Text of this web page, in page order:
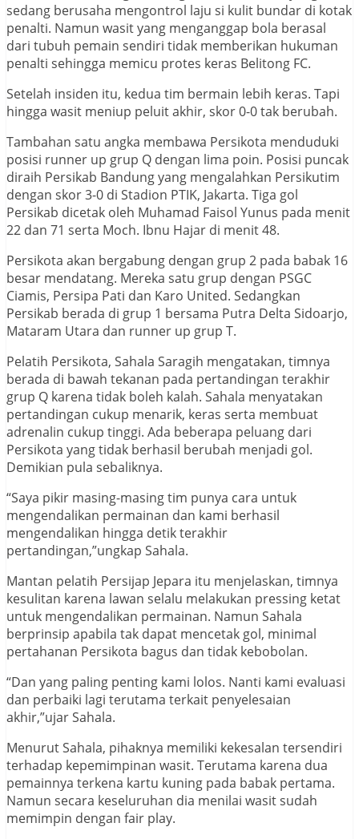
sedang berusaha mengontrol laju si kulit bundar di kotak
penalti. Namun wasit yang menganggap bola berasal
dari tubuh pemain sendiri tidak memberikan hukuman
penalti sehingga memicu protes keras Belitong FC.
Setelah insiden itu, kedua tim bermain lebih keras. Tapi
hingga wasit meniup peluit akhir, skor 0-0 tak berubah.
Tambahan satu angka membawa Persikota menduduki
posisi runner up grup Q dengan lima poin. Posisi puncak
diraih Persikab Bandung yang mengalahkan Persikutim
dengan skor 3-0 di Stadion PTIK, Jakarta. Tiga gol
Persikab dicetak oleh Muhamad Faisol Yunus pada menit
22 dan 71 serta Moch. Ibnu Hajar di menit 48.
Persikota akan bergabung dengan grup 2 pada babak 16
besar mendatang. Mereka satu grup dengan PSGC
Ciamis, Persipa Pati dan Karo United. Sedangkan
Persikab berada di grup 1 bersama Putra Delta Sidoarjo,
Mataram Utara dan runner up grup T.
Pelatih Persikota, Sahala Saragih mengatakan, timnya
berada di bawah tekanan pada pertandingan terakhir
grup Q karena tidak boleh kalah. Sahala menyatakan
pertandingan cukup menarik, keras serta membuat
adrenalin cukup tinggi. Ada beberapa peluang dari
Persikota yang tidak berhasil berubah menjadi gol.
Demikian pula sebaliknya.
“Saya pikir masing-masing tim punya cara untuk
mengendalikan permainan dan kami berhasil
mengendalikan hingga detik terakhir
pertandingan,”ungkap Sahala.
Mantan pelatih Persijap Jepara itu menjelaskan, timnya
kesulitan karena lawan selalu melakukan pressing ketat
untuk mengendalikan permainan. Namun Sahala
berprinsip apabila tak dapat mencetak gol, minimal
pertahanan Persikota bagus dan tidak kebobolan.
“Dan yang paling penting kami lolos. Nanti kami evaluasi
dan perbaiki lagi terutama terkait penyelesaian
akhir,”ujar Sahala.
Menurut Sahala, pihaknya memiliki kekesalan tersendiri
terhadap kepemimpinan wasit. Terutama karena dua
pemainnya terkena kartu kuning pada babak pertama.
Namun secara keseluruhan dia menilai wasit sudah
memimpin dengan fair play.